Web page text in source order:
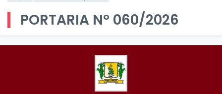
PORTARIA Nº 060/2026